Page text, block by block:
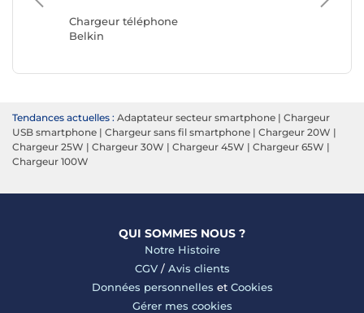
Chargeur téléphone
Belkin
CASYX
Tendances actuelles : Adaptateur secteur smartphone | Chargeur
USB smartphone | Chargeur sans fil smartphone | Chargeur 20W |
Chargeur 25W | Chargeur 30W | Chargeur 45W | Chargeur 65W |
Chargeur 100W
QUI SOMMES NOUS ?
Notre Histoire
CGV/ Avis clients
Données personnelles et Cookies
Gérer mes cookies